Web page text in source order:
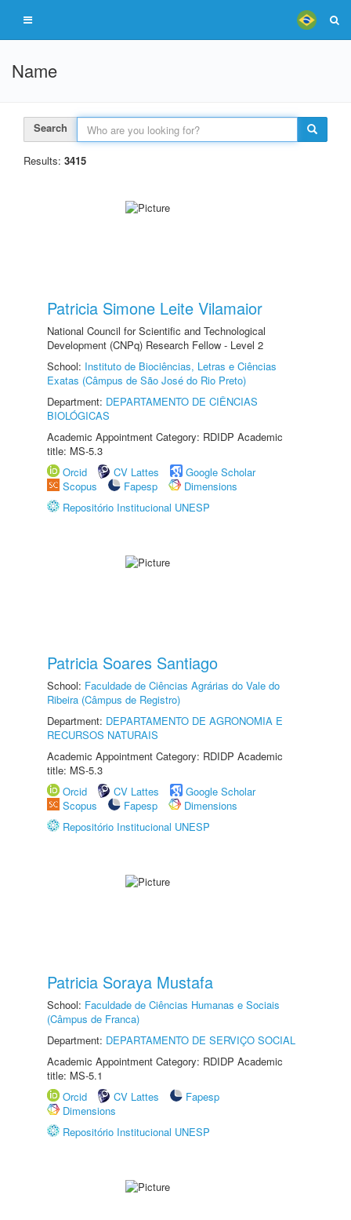
Name
Search
Results: 3415
Patricia Simone Leite Vilamaior
National Council for Scientific and Technological
Development (CNPq) Research Fellow - Level 2
School: Instituto de Biociências, Letras e Ciências
Exatas (Câmpus de São José do Rio Preto)
Department: DEPARTAMENTO DE CIÊNCIAS
BIOLÓGICAS
Academic Appointment Category: RDIDP Academic
title: MS-5.3
Orcid
CV Lattes
Google Scholar
Scopus
Fapesp
Dimensions
Repositório Institucional UNESP
Patricia Soares Santiago
School: Faculdade de Ciências Agrárias do Vale do
Ribeira (Câmpus de Registro)
Department: DEPARTAMENTO DE AGRONOMIA E
RECURSOS NATURAIS
Academic Appointment Category: RDIDP Academic
title: MS-5.3
Orcid
CV Lattes
Google Scholar
Scopus
Fapesp
Dimensions
Repositório Institucional UNESP
Patricia Soraya Mustafa
School: Faculdade de Ciências Humanas e Sociais
(Câmpus de Franca)
Department: DEPARTAMENTO DE SERVIÇO SOCIAL
Academic Appointment Category: RDIDP Academic
title: MS-5.1
Orcid
CV Lattes
Fapesp
Dimensions
Repositório Institucional UNESP